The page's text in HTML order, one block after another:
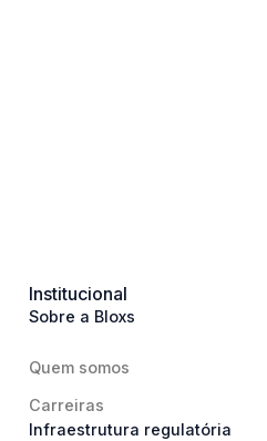
Institucional
Sobre a Bloxs
Quem somos
Carreiras
Infraestrutura regulatória